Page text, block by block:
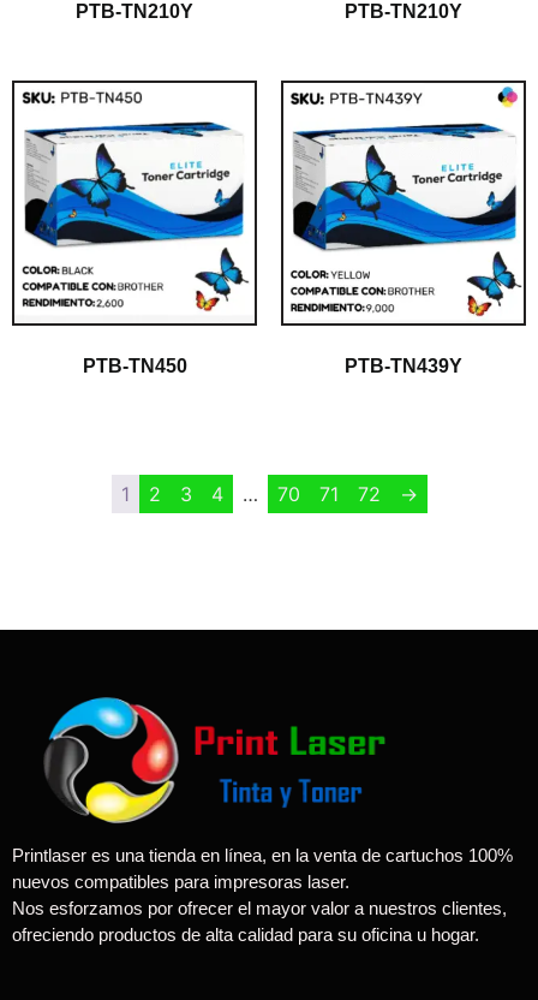
PTB-TN210Y PTB-TN210Y
PTB-TN450
PTB-TN439Y
1 2 3 4 … 70 71 72 →
Printlaser es una tienda en línea, en la venta de cartuchos 100%
nuevos compatibles para impresoras laser.
Nos esforzamos por ofrecer el mayor valor a nuestros clientes,
ofreciendo productos de alta calidad para su oficina u hogar.